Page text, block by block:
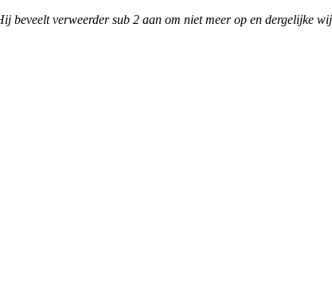
verweerder sub 2 aan om niet meer op en dergelijke